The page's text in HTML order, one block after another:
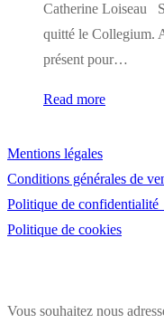
Catherine Loiseau
quitté le Collegium.
présent pour…
Read more
Mentions légales
Conditions générales de
Politique de confidentialité
Politique de cookies
Vous souhaitez nous